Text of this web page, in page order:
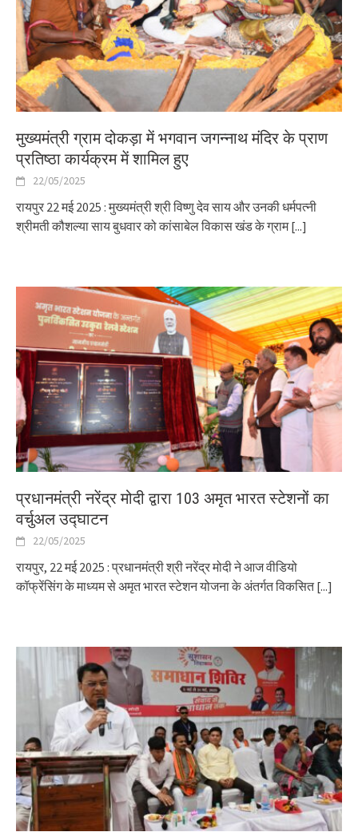
मुख्यमंत्री ग्राम दोकड़ा में भगवान जगन्नाथ मंदिर के प्राण
प्रतिष्ठा कार्यक्रम में शामिल हुए
22/05/2025
रायपुर 22 मई 2025 : मुख्यमंत्री श्री विष्णु देव साय और उनकी धर्मपत्नी
श्रीमती कौशल्या साय बुधवार को कांसाबेल विकास खंड के ग्राम[...]
प्रधानमंत्री नरेंद्र मोदी द्वारा 103 अमृत भारत स्टेशनों का
वर्चुअल उद्घाटन
22/05/2025
रायपुर, 22 मई 2025 : प्रधानमंत्री श्री नरेंद्र मोदी ने आज वीडियो
कॉफ्रेंसिंग के माध्यम से अमृत भारत स्टेशन योजना के अंतर्गत विकसित[...]